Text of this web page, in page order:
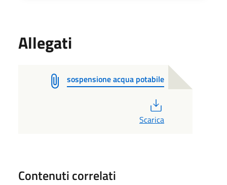
Allegati
sospensione acqua potabile
Scarica
Contenuti correlati